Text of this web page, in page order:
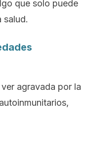
que solo puede
salud.
agravada por la